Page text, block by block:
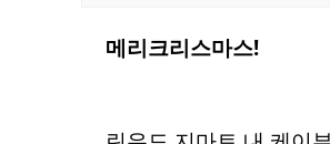
메리크리스마스!